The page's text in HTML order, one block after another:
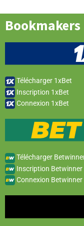
Bookmakers
Télécharger 1xBet
Inscription 1xBet
Connexion 1xBet
Télécharger
Inscription Betwinner
Connexion Betwinner